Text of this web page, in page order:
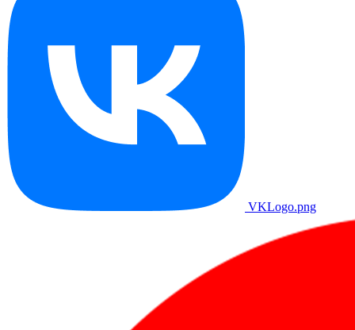
VKLogo.png